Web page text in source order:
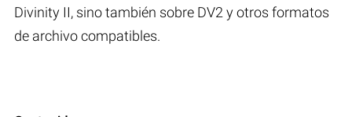
Divinity II, sino también sobre DV2 y otros formatos
de archivo compatibles.